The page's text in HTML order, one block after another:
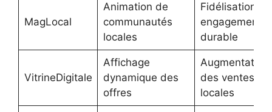
MagLocal
Animation de
communautés
locales
Fidélisation et
engagement
durable
VitrineDigitale
Affichage
dynamique des
offres
Augmentation
des ventes
locales